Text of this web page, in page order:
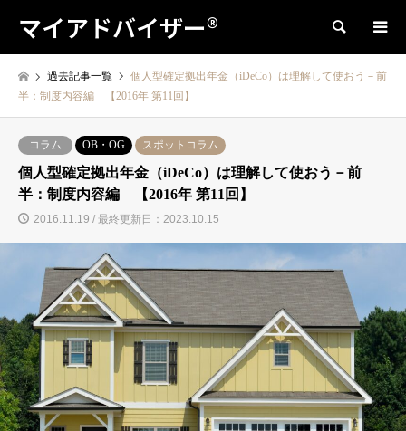
マイアドバイザー® 検索
過去記事一覧
個人型確定拠出年金（iDeCo）は理解して使おう－前
半：制度内容編 【2016年 第11回】
コラム OB・OG スポットコラム
個人型確定拠出年金（iDeCo）は理解して使おう－前
半：制度内容編 【2016年 第11回】
2016.11.19 / 最終更新日：2023.10.15